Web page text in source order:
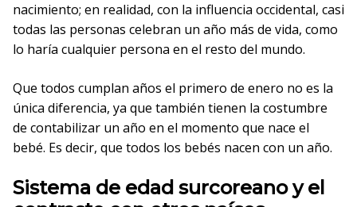
nacimiento; en realidad, con la influencia occidental, casi
todas las personas celebran un año más de vida, como
lo haría cualquier persona en el resto del mundo.
Que todos cumplan años el primero de enero no es la
única diferencia, ya que también tienen la costumbre
de contabilizar un año en el momento que nace el
bebé. Es decir, que todos los bebés nacen con un año.
Sistema de edad surcoreano y el